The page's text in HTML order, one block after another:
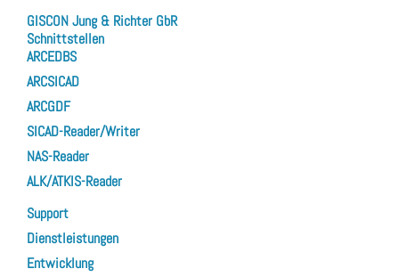
GISCON Jung & Richter GbR
Schnittstellen
ARCEDBS
ARCSICAD
ARCGDF
SICAD-Reader/Writer
NAS-Reader
ALK/ATKIS-Reader
Support
Dienstleistungen
Entwicklung